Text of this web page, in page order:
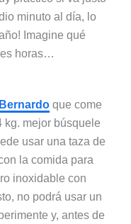
minuto al día, lo
Imagine qué
horas…
que come
kg. mejor búsquele
usar una taza de
la comida para
inoxidable con
no podrá usar un
y, antes de